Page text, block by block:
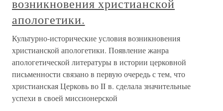
возникновения христианской
апологетики.
Культурно-исторические условия возникновения
христианской апологетики. Появление жанра
апологетической литературы в истории церковной
письменности связано в первую очередь с тем, что
христианская Церковь во II в. сделала значительные
успехи в своей миссионерской